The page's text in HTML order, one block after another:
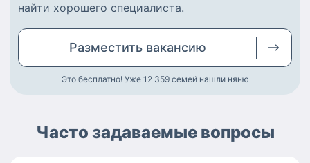
найти хорошего специалиста.
Разместить вакансию
Это бесплатно! Уже 12 359 семей нашли няню
Часто задаваемые вопросы